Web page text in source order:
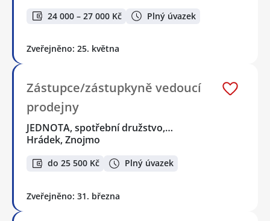
24 000 – 27 000 Kč Plný úvazek
Zveřejněno: 25. května
Zástupce/zástupkyně vedoucí
prodejny
JEDNOTA, spotřební družstvo,…
Hrádek, Znojmo
do 25 500 Kč Plný úvazek
Zveřejněno: 31. března